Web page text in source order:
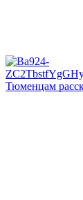
Тюменцам